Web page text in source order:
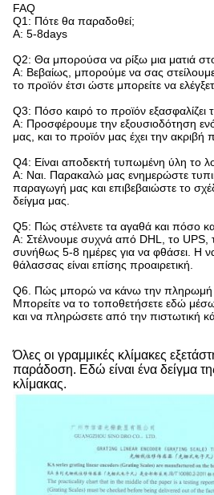
FAQ
Q1: Πότε θα παραδοθεί;
Α: 5-8days
Q2: Θα μπορούσα να ρίξω μια ματιά
Α: Βεβαίως, μπορούμε να σας στείλουμε
το προϊόν έτσι ώστε μπορείτε να
Q3: Πόσο καιρό το προϊόν εξασφαλίζει
Α: Προσφέρουμε την εξουσιοδότηση
μας, και το προϊόν μας έχει την ακριβή
Q4: Είναι αποδεκτή τυπωμένη ύλη το
Α: Ναι. Παρακαλώ μας ενημερώστε
παραγωγή μας και επιβεβαιώστε το
δείγμα μας.
Q5: Πώς στέλνετε τα αγαθά και πόσο
Α: Στέλνουμε συχνά από DHL, το UPS,
συνήθως 5-8 ημέρες για να φθάσει. Η
θάλασσας είναι επίσης προαιρετική.
Q6. Πώς μπορώ να κάνω την πληρωμή
Μπορείτε να το τοποθετήσετε εδώ
και να πληρώσετε από την πιστωτική
Όλες οι γραμμικές κλίμακες
παράδοση. Εδώ είναι ένα δείγμα
κλίμακας.